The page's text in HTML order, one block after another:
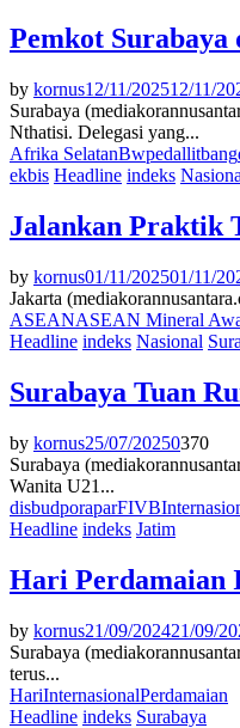
Pemkot
by kornus12/11/202512/11/
Surabaya
Nthatisi. Delegasi yang...
Afrika SelatanBwpedallitbang
ekbis Headline indeks
Jalankan Praktik
by kornus01/11/202501/11/
Jakarta
ASEANASEAN Mineral
Headline indeks Nasional
Surabaya Tuan
by kornus25/07/20250370
Surabaya
Wanita U21...
disbudporaparFIVB
Headline indeks Jatim
Hari Perdamaian
by kornus21/09/202421/09/
Surabaya
terus...
HariInternasionalPerdamaian
Headline indeks Surabaya